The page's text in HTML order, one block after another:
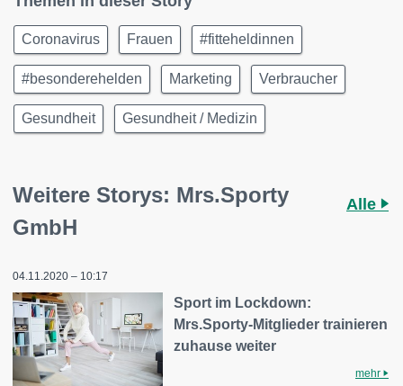
Coronavirus Frauen #fitteheldinnen
#besonderehelden Marketing Verbraucher
Gesundheit Gesundheit / Medizin
Weitere Storys: Mrs.Sporty
GmbH
Alle
04.11.2020 – 10:17
Sport im Lockdown:
Mrs.Sporty-Mitglieder trainieren
zuhause weiter
mehr